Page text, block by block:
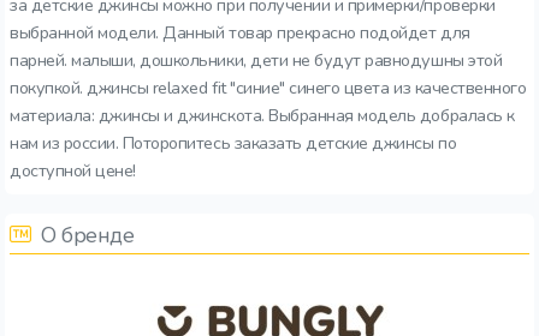
за детские джинсы можно при получении и примерки/проверки
выбранной модели. Данный товар прекрасно подойдет для
парней. малыши, дошкольники, дети не будут равнодушны этой
покупкой. джинсы relaxed fit "синие" синего цвета из качественного
материала: джинсы и джинскота. Выбранная модель добралась к
нам из россии. Поторопитесь заказать детские джинсы по
доступной цене!
О бренде